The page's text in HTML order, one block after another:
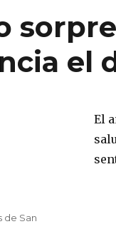
el
El
de San